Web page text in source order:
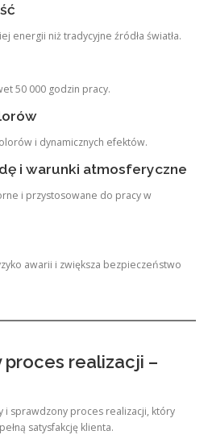
energii niż tradycyjne źródła światła.
50 000 godzin pracy.
i dynamicznych efektów.
i warunki atmosferyczne
i przystosowane do pracy w
awarii i zwiększa bezpieczeństwo
realizacji –
i sprawdzony proces realizacji, który
satysfakcję klienta.